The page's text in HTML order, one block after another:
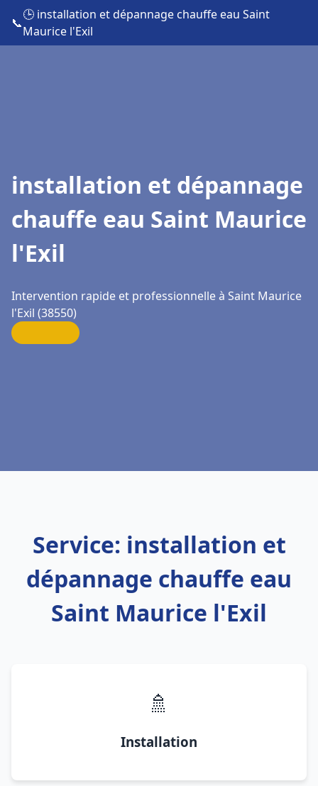
📞
🕒 installation et dépannage chauffe eau Saint
Maurice l'Exil
installation et dépannage
chauffe eau Saint Maurice
l'Exil
Intervention rapide et professionnelle à Saint Maurice
l'Exil (38550)
Service: installation et
dépannage chauffe eau
Saint Maurice l'Exil
🚿
Installation